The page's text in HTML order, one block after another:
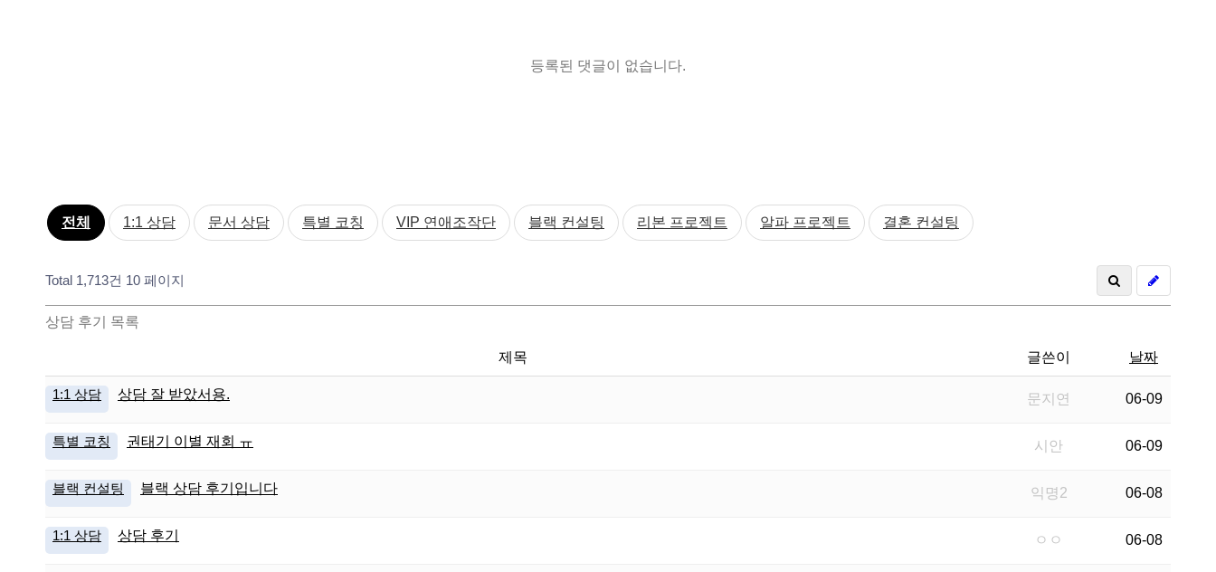
등록된 댓글이 없습니다.
전체 1:1 상담 문서 상담 특별 코칭 VIP 연애조작단 블랙 컨설팅 리본 프로젝트 알파 프로젝트 결혼 컨설팅
Total 1,713건 10 페이지
상담 후기 목록
제목 글쓴이 날짜
1:1 상담 상담 잘 받았서용. 문지연 06-09
특별 코칭 권태기 이별 재회 ㅠ 시안 06-09
블랙 컨설팅 블랙 상담 후기입니다 익명2 06-08
1:1 상담 상담 후기 ㅇㅇ 06-08